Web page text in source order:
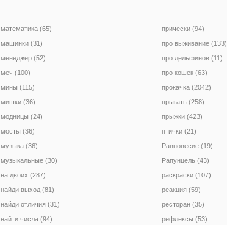
математика (65)
машинки (31)
менеджер (52)
меч (100)
мины (115)
мишки (36)
модницы (24)
мосты (36)
музыка (36)
музыкальные (30)
на двоих (287)
найди выход (81)
найди отличия (31)
найти числа (94)
прически (94)
про выживание (133)
про дельфинов (11)
про кошек (63)
прокачка (2042)
прыгать (258)
прыжки (423)
птички (21)
Равновесие (19)
Рапунцель (43)
раскраски (107)
реакция (59)
ресторан (35)
рефлексы (53)